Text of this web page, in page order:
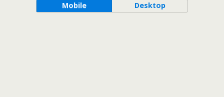
Mobile Desktop